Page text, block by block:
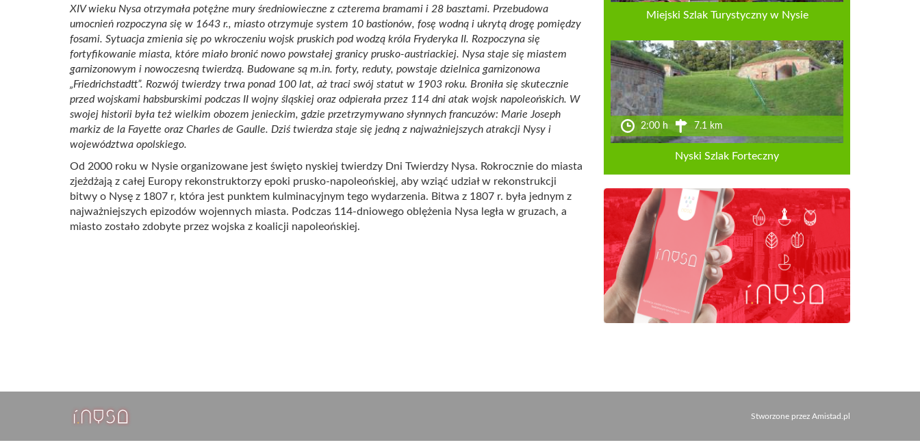
XIV wieku Nysa otrzymała potężne mury średniowieczne z czterema bramami i 28 basztami. Przebudowa
umocnień rozpoczyna się w 1643 r., miasto otrzymuje system 10 bastionów, fosę wodną i ukrytą drogę pomiędzy
fosami. Sytuacja zmienia się po wkroczeniu wojsk pruskich pod wodzą króla Fryderyka II. Rozpoczyna się
fortyfikowanie miasta, które miało bronić nowo powstałej granicy prusko-austriackiej. Nysa staje się miastem
garnizonowym i nowoczesną twierdzą. Budowane są m.in. forty, reduty, powstaje dzielnica garnizonowa
„Friedrichstadtt”. Rozwój twierdzy trwa ponad 100 lat, aż traci swój statut w 1903 roku. Broniła się skutecznie
przed wojskami habsburskimi podczas II wojny śląskiej oraz odpierała przez 114 dni atak wojsk napoleońskich. W
swojej historii była też wielkim obozem jenieckim, gdzie przetrzymywano słynnych francuzów: Marie Joseph
markiz de la Fayette oraz Charles de Gaulle. Dziś twierdza staje się jedną z najważniejszych atrakcji Nysy i
województwa opolskiego.
Od 2000 roku w Nysie organizowane jest święto nyskiej twierdzy Dni Twierdzy Nysa. Rokrocznie do miasta
zjeżdżają z całej Europy rekonstruktorzy epoki prusko-napoleońskiej, aby wziąć udział w rekonstrukcji
bitwy o Nysę z 1807 r, która jest punktem kulminacyjnym tego wydarzenia. Bitwa z 1807 r. była jednym z
najważniejszych epizodów wojennych miasta. Podczas 114-dniowego oblężenia Nysa legła w gruzach, a
miasto zostało zdobyte przez wojska z koalicji napoleońskiej.
Miejski Szlak Turystyczny w Nysie
2:00 h 7.1 km
Nyski Szlak Forteczny
Stworzone przez Amistad.pl